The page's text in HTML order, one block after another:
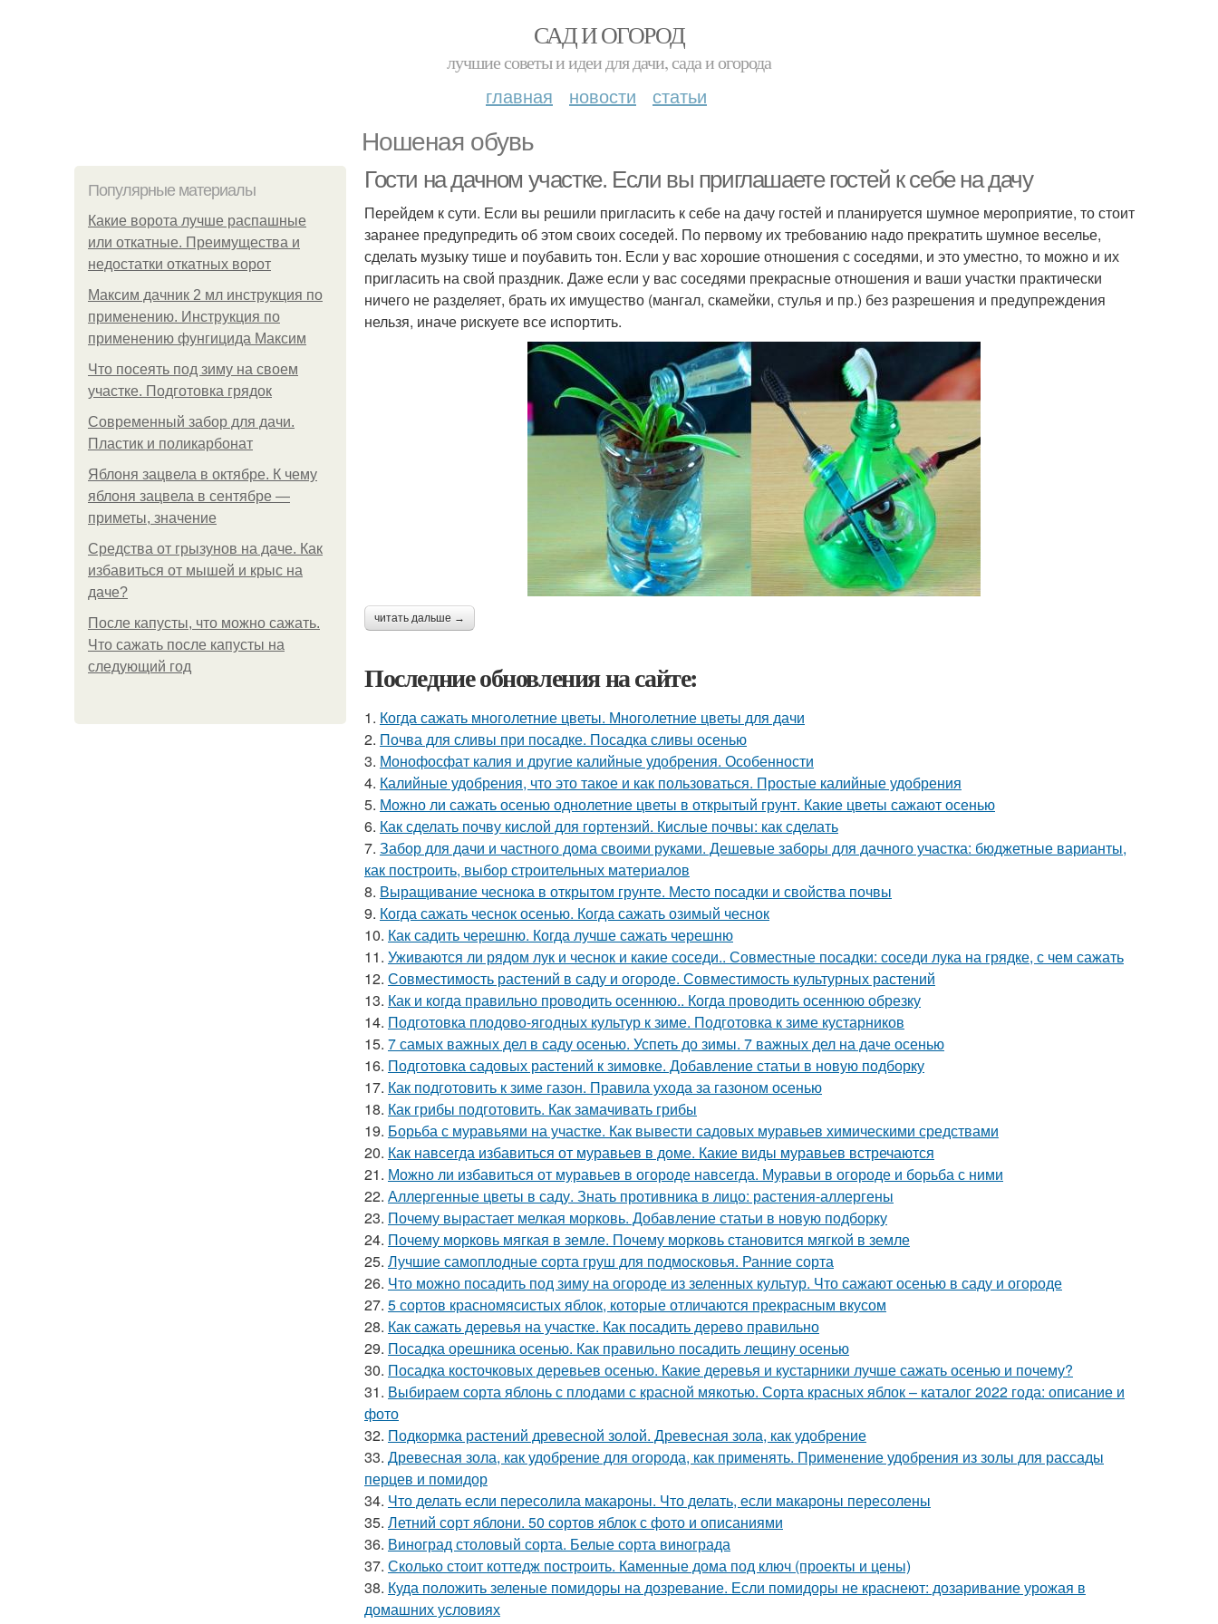
САД И ОГОРОД
лучшие советы и идеи для дачи, сада и огорода
главная новости статьи
Ношеная обувь
Популярные материалы
Какие ворота лучше распашные
или откатные. Преимущества и
недостатки откатных ворот
Максим дачник 2 мл инструкция по
применению. Инструкция по
применению фунгицида Максим
Что посеять под зиму на своем
участке. Подготовка грядок
Современный забор для дачи.
Пластик и поликарбонат
Яблоня зацвела в октябре. К чему
яблоня зацвела в сентябре —
приметы, значение
Средства от грызунов на даче. Как
избавиться от мышей и крыс на
даче?
После капусты, что можно сажать.
Что сажать после капусты на
следующий год
Гости на дачном участке. Если вы приглашаете гостей к себе на дачу
Перейдем к сути. Если вы решили пригласить к себе на дачу гостей и планируется шумное мероприятие, то стоит
заранее предупредить об этом своих соседей. По первому их требованию надо прекратить шумное веселье,
сделать музыку тише и поубавить тон. Если у вас хорошие отношения с соседями, и это уместно, то можно и их
пригласить на свой праздник. Даже если у вас соседями прекрасные отношения и ваши участки практически
ничего не разделяет, брать их имущество (мангал, скамейки, стулья и пр.) без разрешения и предупреждения
нельзя, иначе рискуете все испортить.
читать дальше →
Последние обновления на сайте:
1. Когда сажать многолетние цветы. Многолетние цветы для дачи
2. Почва для сливы при посадке. Посадка сливы осенью
3. Монофосфат калия и другие калийные удобрения. Особенности
4. Калийные удобрения, что это такое и как пользоваться. Простые калийные удобрения
5. Можно ли сажать осенью однолетние цветы в открытый грунт. Какие цветы сажают осенью
6. Как сделать почву кислой для гортензий. Кислые почвы: как сделать
7. Забор для дачи и частного дома своими руками. Дешевые заборы для дачного участка: бюджетные варианты,
как построить, выбор строительных материалов
8. Выращивание чеснока в открытом грунте. Место посадки и свойства почвы
9. Когда сажать чеснок осенью. Когда сажать озимый чеснок
10. Как садить черешню. Когда лучше сажать черешню
11. Уживаются ли рядом лук и чеснок и какие соседи.. Совместные посадки: соседи лука на грядке, с чем сажать
12. Совместимость растений в саду и огороде. Совместимость культурных растений
13. Как и когда правильно проводить осеннюю.. Когда проводить осеннюю обрезку
14. Подготовка плодово-ягодных культур к зиме. Подготовка к зиме кустарников
15. 7 самых важных дел в саду осенью. Успеть до зимы. 7 важных дел на даче осенью
16. Подготовка садовых растений к зимовке. Добавление статьи в новую подборку
17. Как подготовить к зиме газон. Правила ухода за газоном осенью
18. Как грибы подготовить. Как замачивать грибы
19. Борьба с муравьями на участке. Как вывести садовых муравьев химическими средствами
20. Как навсегда избавиться от муравьев в доме. Какие виды муравьев встречаются
21. Можно ли избавиться от муравьев в огороде навсегда. Муравьи в огороде и борьба с ними
22. Аллергенные цветы в саду. Знать противника в лицо: растения-аллергены
23. Почему вырастает мелкая морковь. Добавление статьи в новую подборку
24. Почему морковь мягкая в земле. Почему морковь становится мягкой в земле
25. Лучшие самоплодные сорта груш для подмосковья. Ранние сорта
26. Что можно посадить под зиму на огороде из зеленных культур. Что сажают осенью в саду и огороде
27. 5 сортов красномясистых яблок, которые отличаются прекрасным вкусом
28. Как сажать деревья на участке. Как посадить дерево правильно
29. Посадка орешника осенью. Как правильно посадить лещину осенью
30. Посадка косточковых деревьев осенью. Какие деревья и кустарники лучше сажать осенью и почему?
31. Выбираем сорта яблонь с плодами с красной мякотью. Сорта красных яблок – каталог 2022 года: описание и
фото
32. Подкормка растений древесной золой. Древесная зола, как удобрение
33. Древесная зола, как удобрение для огорода, как применять. Применение удобрения из золы для рассады
перцев и помидор
34. Что делать если пересолила макароны. Что делать, если макароны пересолены
35. Летний сорт яблони. 50 сортов яблок с фото и описаниями
36. Виноград столовый сорта. Белые сорта винограда
37. Сколько стоит коттедж построить. Каменные дома под ключ (проекты и цены)
38. Куда положить зеленые помидоры на дозревание. Если помидоры не краснеют: дозаривание урожая в
домашних условиях